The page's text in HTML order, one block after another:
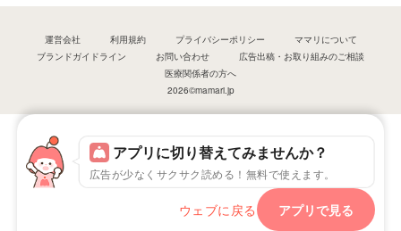
アプリに切り替えてみませんか？
広告が少なくサクサク読める！無料で使えます。
ウェブに戻る アプリで見る
運営会社 利用規約 プライバシーポリシー
ママリについて
ブランドガイドライン
お問い合わせ
広告出稿・お取り組みのご相談
医療関係者の方へ
2026©mamari.jp